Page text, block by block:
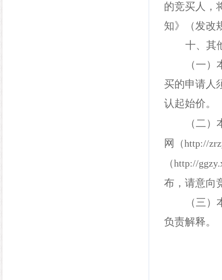
的竞买人，
知》（发改
十、其
（一）
买的申请人
认起始价。
（二）
网
（http://
（http://
布，请意向
（三
负责解释。